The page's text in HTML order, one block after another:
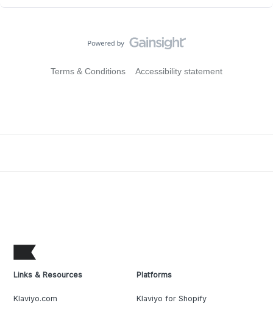
Terms & Conditions Accessibility statement
Links & Resources
Klaviyo.com
Platforms
Klaviyo for Shopify